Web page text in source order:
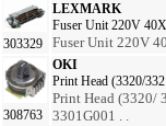
303329
LEXMARK
Fuser Unit 220V
Fuser Unit 220V
308763
OKI
Print Head (3320/
Print Head (3320/
3301G001 . .